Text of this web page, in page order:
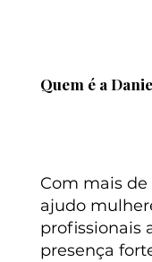
Quem é a
Com mais de
ajudo
profissionais
presença